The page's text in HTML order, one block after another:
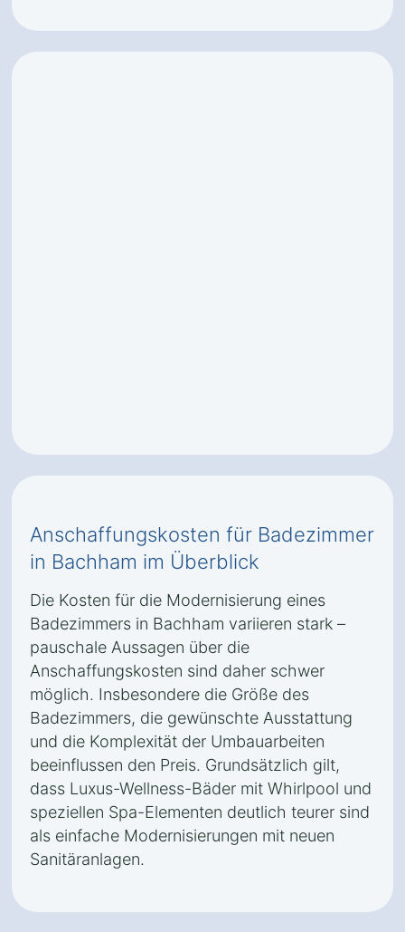
Anschaffungskosten für Badezimmer
in Bachham im Überblick
Die Kosten für die Modernisierung eines
Badezimmers in Bachham variieren stark –
pauschale Aussagen über die
Anschaffungskosten sind daher schwer
möglich. Insbesondere die Größe des
Badezimmers, die gewünschte Ausstattung
und die Komplexität der Umbauarbeiten
beeinflussen den Preis. Grundsätzlich gilt,
dass Luxus-Wellness-Bäder mit Whirlpool und
speziellen Spa-Elementen deutlich teurer sind
als einfache Modernisierungen mit neuen
Sanitäranlagen.